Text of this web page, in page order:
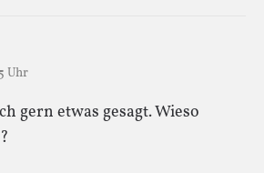
Uhr
gern etwas gesagt. Wieso